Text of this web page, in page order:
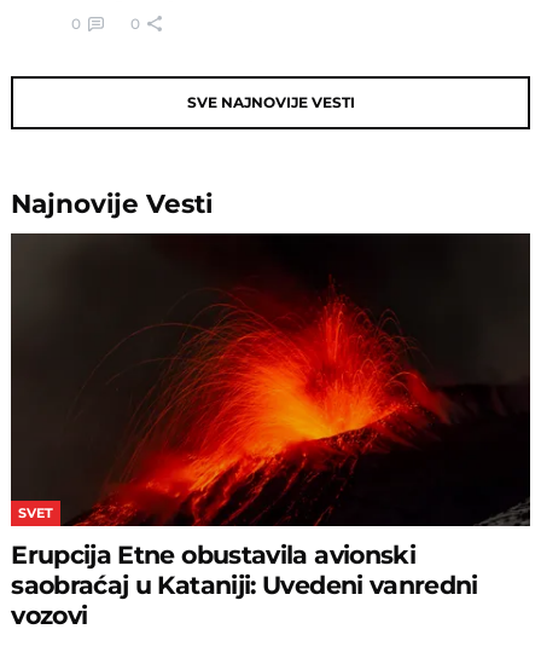
0 0
SVE NAJNOVIJE VESTI
NajnovijeVesti
SVET
Erupcija Etne obustavila avionski
saobraćaj u Kataniji: Uvedeni vanredni
vozovi